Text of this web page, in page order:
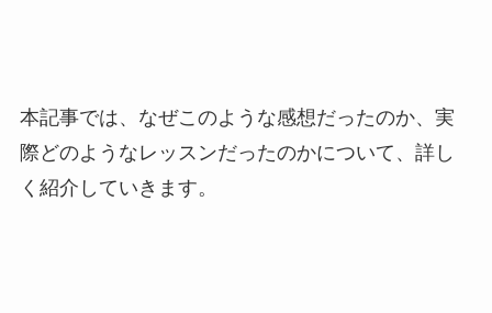
本記事では、なぜこのような感想だったのか、実
際どのようなレッスンだったのかについて、詳し
く紹介していきます。